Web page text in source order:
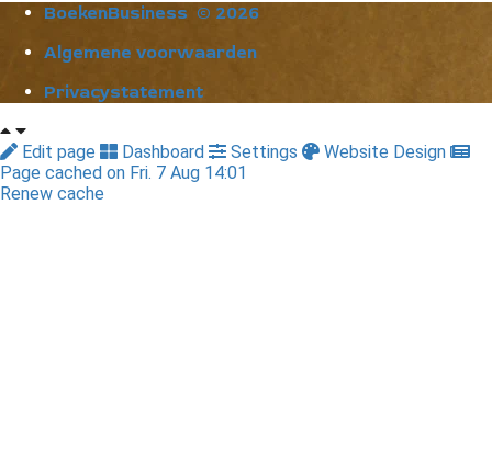
BoekenBusiness © 2026
Algemene voorwaarden
Privacystatement
Edit page Dashboard Settings
Website Design
Page cached on Fri. 7 Aug 14:01
Renew cache